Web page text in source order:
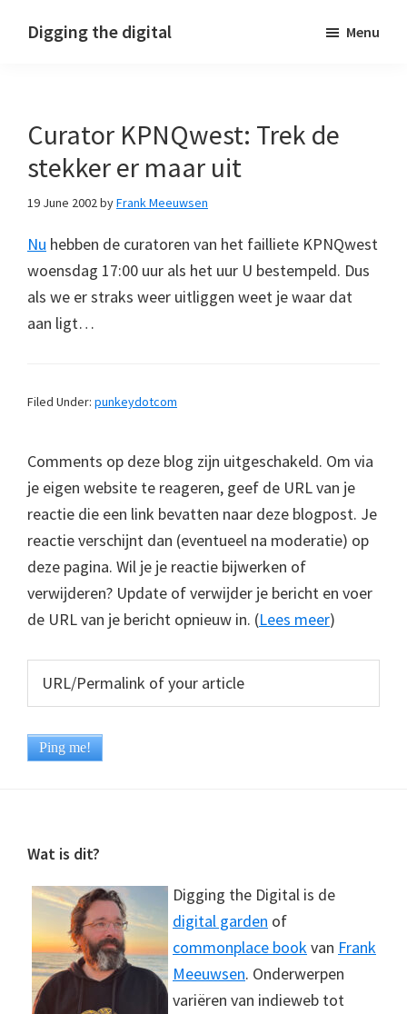
Digging the digital Menu
Curator KPNQwest: Trek de
stekker er maar uit
19 June 2002byFrank Meeuwsen
Nu hebben de curatoren van het failliete KPNQwest
woensdag 17:00 uur als het uur U bestempeld. Dus
als we er straks weer uitliggen weet je waar dat
aan ligt…
Filed Under: punkeydotcom
Comments op deze blog zijn uitgeschakeld. Om via
je eigen website te reageren, geef de URL van je
reactie die een link bevatten naar deze blogpost. Je
reactie verschijnt dan (eventueel na moderatie) op
deze pagina. Wil je je reactie bijwerken of
verwijderen? Update of verwijder je bericht en voer
de URL van je bericht opnieuw in. (Lees meer)
Footer
Wat is dit?
Digging the Digital is de
digital garden of
commonplace bookvan Frank
Meeuwsen. Onderwerpen
variëren van indieweb tot